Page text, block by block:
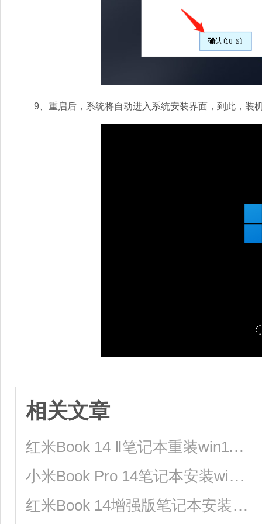
9、重启后，系统将自动进入系统安装界面，到此，装
相关文章
红米Book 14 Ⅱ笔记本重装win11系统教程
小米Book Pro 14笔记本安装win10系统教程
红米Book 14增强版笔记本安装win10系统教程